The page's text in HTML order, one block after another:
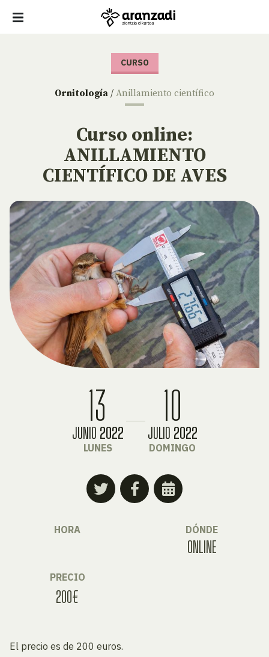
CURSO
Ornitología / Anillamiento científico
Curso online:
ANILLAMIENTO
CIENTÍFICO DE AVES
13
JUNIO 2022
LUNES
10
JULIO 2022
DOMINGO
HORA DÓNDE
ONLINE
PRECIO
200€
El precio es de 200 euros.